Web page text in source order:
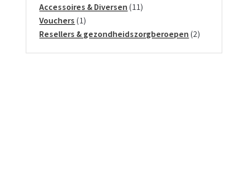
producten
Accessoires & Diversen 1111
Vouchers 11
product
Resellers & gezondheidszorgberoepen 22